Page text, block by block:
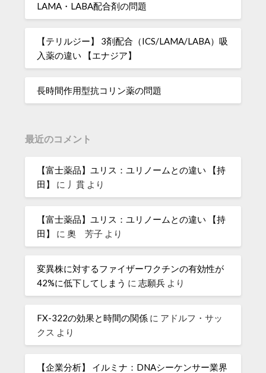
LAMA・LABA配合剤の問題
【テリルジー】 3剤配合（ICS/LAMA/LABA）吸
入薬の違い 【エナジア】
長時間作用型抗コリン薬の問題
最近のコメント
【富士薬品】ユリス：ユリノームとの違い 【持
田】
に 丿貫 より
【富士薬品】ユリス：ユリノームとの違い 【持
田】
に奧 芳子 より
変異株に対するファイザーワクチンの有効性が
42%に低下してしまう に志願兵 より
FX-322の効果と時間の関係 に アドルフ・サッ
クス より
【企業分析】 イルミナ：DNAシーケンサー業界